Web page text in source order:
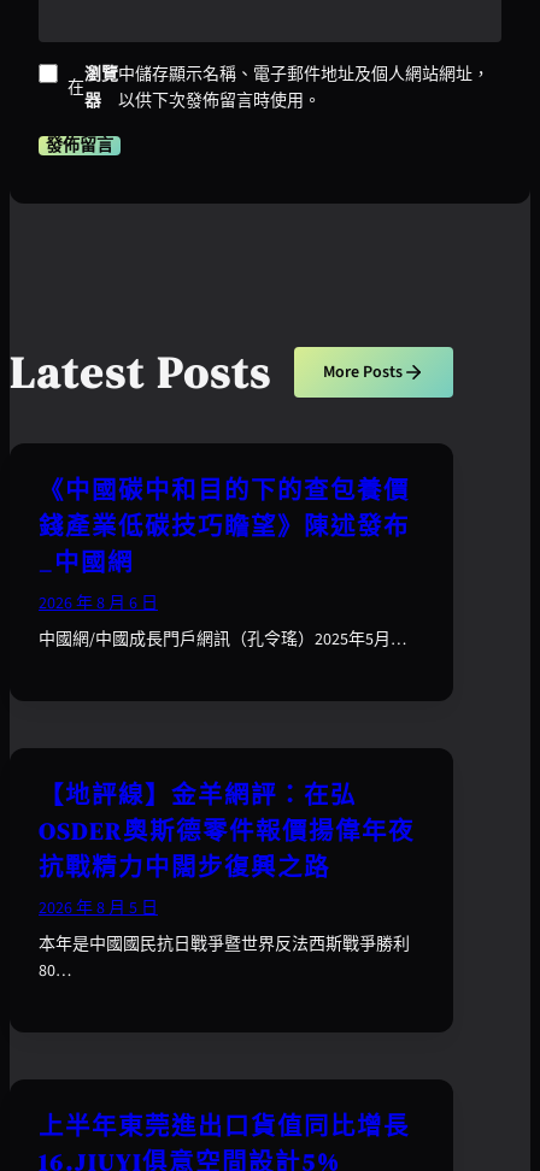
在
瀏覽
器
中儲存顯示名稱、電子郵件地址及個人網站網址，
以供下次發佈留言時使用。
Latest Posts More Posts
《中國碳中和目的下的查包養價
錢產業低碳技巧瞻望》陳述發布
_中國網
2026 年 8 月 6 日
中國網/中國成長門戶網訊（孔令瑤）2025年5月…
【地評線】金羊網評：在弘
OSDER奧斯德零件報價揚偉年夜
抗戰精力中闊步復興之路
2026 年 8 月 5 日
本年是中國國民抗日戰爭暨世界反法西斯戰爭勝利
80…
上半年東莞進出口貨值同比增長
16.JIUYI俱意空間設計5%